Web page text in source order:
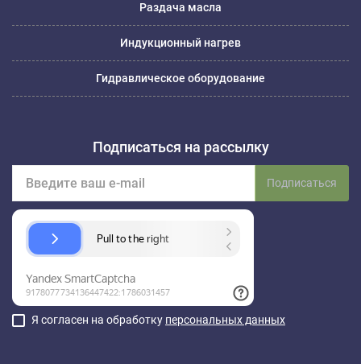
Раздача масла
Индукционный нагрев
Гидравлическое оборудование
Подписаться на рассылку
Подписаться
Я согласен на обработку персональных данных